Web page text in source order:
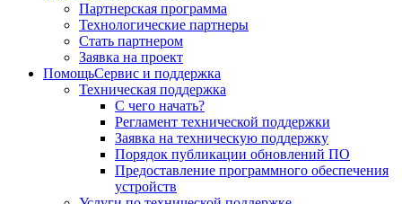
Партнерская программа
Технологические партнеры
Стать партнером
Заявка на проект
ПомощьСервис и поддержка
Техническая поддержка
С чего начать?
Регламент технической поддержки
Заявка на техническую поддержку
Порядок публикации обновлений ПО
Предоставление программного обеспечения
устройств